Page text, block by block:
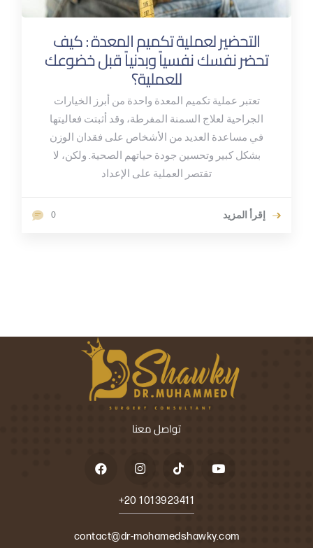
التحضير لعملية تكميم المعدة : كيف
تحضر نفسك نفسياً وبدنياً قبل خضوعك
للعملية؟
تعتبر عملية تكميم المعدة واحدة من أبرز الخيارات
الجراحية لعلاج السمنة المفرطة، وقد أثبتت فعاليتها
في مساعدة العديد من الأشخاص على فقدان الوزن
بشكل كبير وتحسين جودة حياتهم الصحية. ولكن، لا
تقتصر العملية على الإعداد
0 إقرأ المزيد
تواصل معنا
+20 1013923411
contact@dr-mohamedshawky.com